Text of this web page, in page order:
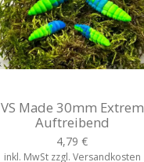
VS Made 30mm Extrem
Auftreibend
4,79 €
inkl. MwSt zzgl. Versandkosten